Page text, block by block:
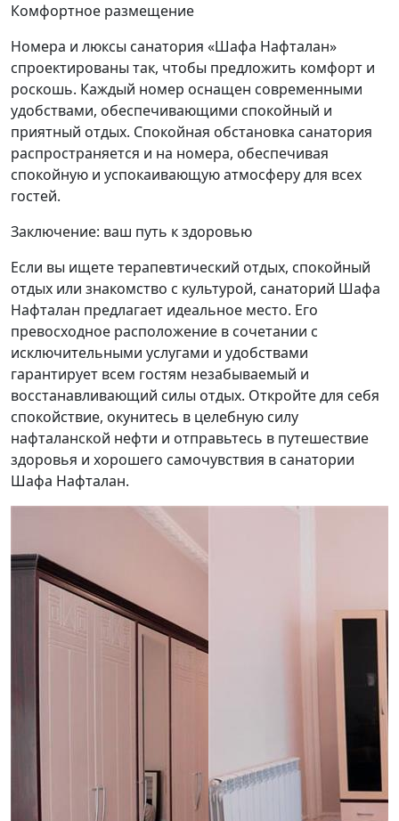
Комфортное размещение
Номера и люксы санатория «Шафа Нафталан»
спроектированы так, чтобы предложить комфорт и
роскошь. Каждый номер оснащен современными
удобствами, обеспечивающими спокойный и
приятный отдых. Спокойная обстановка санатория
распространяется и на номера, обеспечивая
спокойную и успокаивающую атмосферу для всех
гостей.
Заключение: ваш путь к здоровью
Если вы ищете терапевтический отдых, спокойный
отдых или знакомство с культурой, санаторий Шафа
Нафталан предлагает идеальное место. Его
превосходное расположение в сочетании с
исключительными услугами и удобствами
гарантирует всем гостям незабываемый и
восстанавливающий силы отдых. Откройте для себя
спокойствие, окунитесь в целебную силу
нафталанской нефти и отправьтесь в путешествие
здоровья и хорошего самочувствия в санатории
Шафа Нафталан.